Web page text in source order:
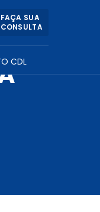
FAÇA SUA
CONSULTA
CDL